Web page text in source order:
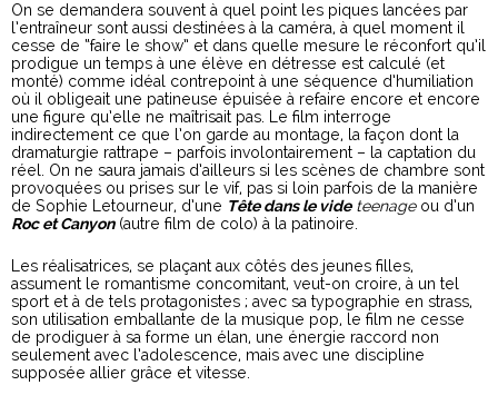
On se demandera souvent à quel point les piques lancées par
l’entraîneur sont aussi destinées à la caméra, à quel moment il
cesse de “faire le show” et dans quelle mesure le réconfort qu’il
prodigue un temps à une élève en détresse est calculé (et
monté) comme idéal contrepoint à une séquence d’humiliation
où il obligeait une patineuse épuisée à refaire encore et encore
une figure qu’elle ne maîtrisait pas. Le film interroge
indirectement ce que l’on garde au montage, la façon dont la
dramaturgie rattrape – parfois involontairement – la captation du
réel. On ne saura jamais d’ailleurs si les scènes de chambre sont
provoquées ou prises sur le vif, pas si loin parfois de la manière
de Sophie Letourneur, d’une Tête dans le vide teenageou d’un
Roc et Canyon(autre film de colo) à la patinoire.
Les réalisatrices, se plaçant aux côtés des jeunes filles,
assument le romantisme concomitant, veut-on croire, à un tel
sport et à de tels protagonistes ; avec sa typographie en strass,
son utilisation emballante de la musique pop, le film ne cesse
de prodiguer à sa forme un élan, une énergie raccord non
seulement avec l’adolescence, mais avec une discipline
supposée allier grâce et vitesse.